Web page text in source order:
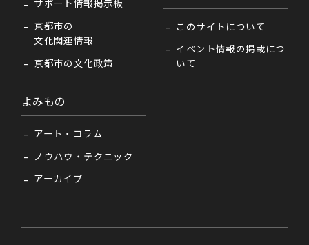
サポート情報掲示板
京都市の
文化関連情報
京都市の文化政策
よみもの
アート・コラム
ノウハウ・テクニック
アーカイブ
このサイトについて
イベント情報の掲載につ
いて